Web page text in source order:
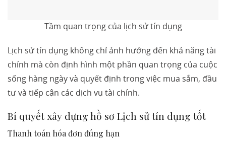
Tầm quan trọng của lịch sử tín dụng
Lịch sử tín dụng không chỉ ảnh hưởng đến khả năng tài
chính mà còn định hình một phần quan trọng của cuộc
sống hàng ngày và quyết định trong việc mua sắm, đầu
tư và tiếp cận các dịch vụ tài chính.
Bí quyết xây dựng hồ sơ Lịch sử tín dụng tốt
Thanh toán hóa đơn đúng hạn